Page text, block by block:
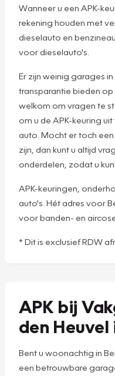
Wanneer u een APK-
rekening houden met
dieselauto en
voor dieselauto's.
Er zijn weinig garages
transparantie bieden op
welkom om vragen te
om u de APK-keuring
auto. Mocht er toch
zijn, dan kunt u altijd
onderdelen, zodat u
APK-keuringen,
auto's. Hét adres voor
voor banden- en
* Dit is exclusief RDW
APK bij
den Heuvel
Bent u woonachtig in
een betrouwbare